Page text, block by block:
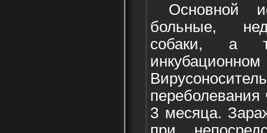
Основной
больные,
собаки, а
3 месяца.